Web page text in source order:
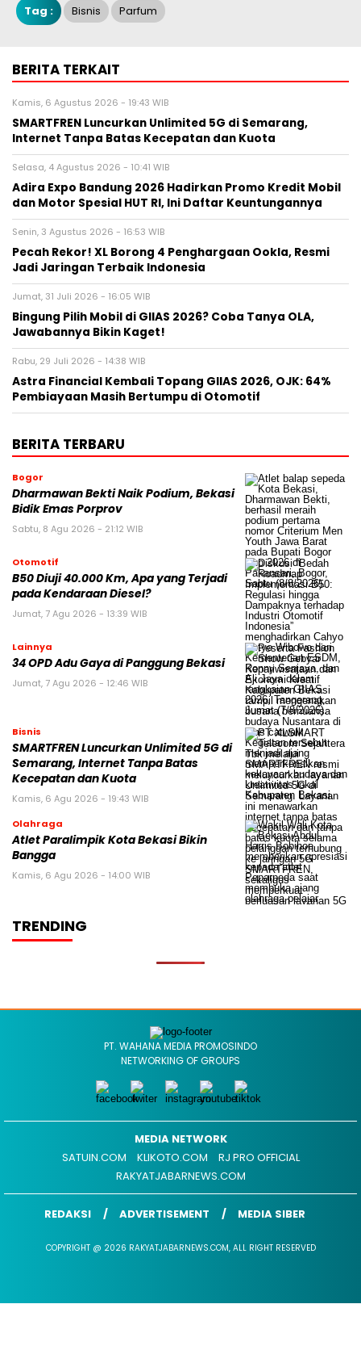
Tag : Bisnis Parfum
BERITA TERKAIT
Kamis, 6 Agustus 2026 - 19:43 WIB
SMARTFREN Luncurkan Unlimited 5G di Semarang,
Internet Tanpa Batas Kecepatan dan Kuota
Selasa, 4 Agustus 2026 - 10:41 WIB
Adira Expo Bandung 2026 Hadirkan Promo Kredit Mobil
dan Motor Spesial HUT RI, Ini Daftar Keuntungannya
Senin, 3 Agustus 2026 - 16:53 WIB
Pecah Rekor! XL Borong 4 Penghargaan Ookla, Resmi
Jadi Jaringan Terbaik Indonesia
Jumat, 31 Juli 2026 - 16:05 WIB
Bingung Pilih Mobil di GIIAS 2026? Coba Tanya OLA,
Jawabannya Bikin Kaget!
Rabu, 29 Juli 2026 - 14:38 WIB
Astra Financial Kembali Topang GIIAS 2026, OJK: 64%
Pembiayaan Masih Bertumpu di Otomotif
BERITA TERBARU
Bogor
Dharmawan Bekti Naik Podium, Bekasi
Bidik Emas Porprov
Sabtu, 8 Agu 2026 - 21:12 WIB
Otomotif
B50 Diuji 40.000 Km, Apa yang Terjadi
pada Kendaraan Diesel?
Jumat, 7 Agu 2026 - 13:39 WIB
Lainnya
34 OPD Adu Gaya di Panggung Bekasi
Jumat, 7 Agu 2026 - 12:46 WIB
Bisnis
SMARTFREN Luncurkan Unlimited 5G di
Semarang, Internet Tanpa Batas
Kecepatan dan Kuota
Kamis, 6 Agu 2026 - 19:43 WIB
Olahraga
Atlet Paralimpik Kota Bekasi Bikin
Bangga
Kamis, 6 Agu 2026 - 14:00 WIB
TRENDING
PT. WAHANA MEDIA PROMOSINDO
NETWORKING OF GROUPS
MEDIA NETWORK
SATUIN.COM
KLIKOTO.COM
RJ PRO OFFICIAL
RAKYATJABARNEWS.COM
REDAKSI ADVERTISEMENT MEDIA SIBER
COPYRIGHT @ 2026 RAKYATJABARNEWS.COM, ALL RIGHT RESERVED